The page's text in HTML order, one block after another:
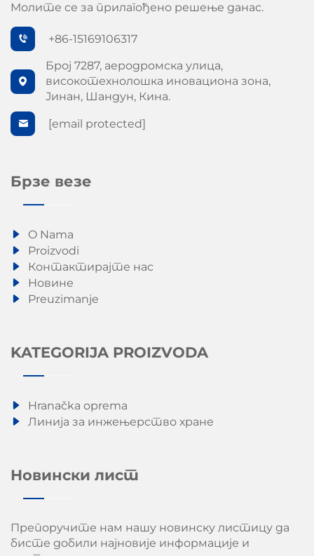
Молите се за прилагођено решење данас.
+86-15169106317
Број 7287, аеродромска улица,
високотехнолошка иновациона зона,
Јинан, Шандун, Кина.
[email protected]
Брзе везе
O Nama
Proizvodi
Контактирајте нас
Новине
Preuzimanje
KATEGORIJA PROIZVODA
Hranačka oprema
Линија за инжењерство хране
Новински лист
Препоручите нам нашу новинску листицу да
бисте добили најновије информације и